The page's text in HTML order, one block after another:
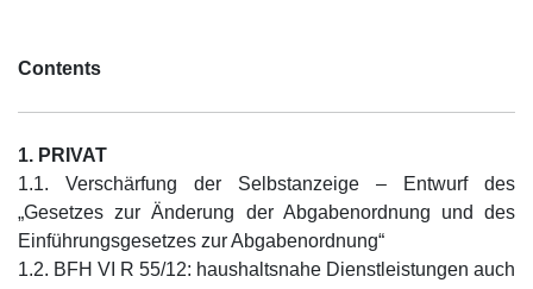
Contents
1. PRIVAT
1.1. Verschärfung der Selbstanzeige – Entwurf des
„Gesetzes zur Änderung der Abgabenordnung und des
Einführungsgesetzes zur Abgabenordnung“
1.2. BFH VI R 55/12: haushaltsnahe Dienstleistungen auch